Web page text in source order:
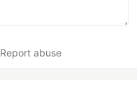
Report abuse